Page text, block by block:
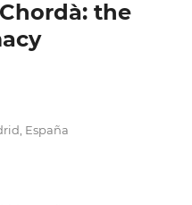
the
España